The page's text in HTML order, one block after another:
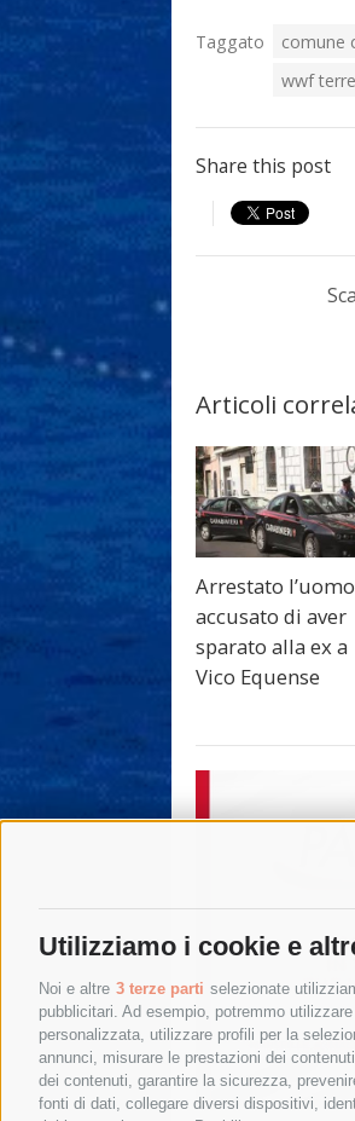
Utilizziamo i cookie e
Noi e altre 3 terze parti selezionate
pubblicitari. Ad esempio, potremmo
personalizzata, utilizzare profili per la
annunci, misurare le prestazioni dei
dei contenuti, garantire la sicurezza,
fonti di dati, collegare diversi dispositivi,
Taggato comune
wwf
Share this post
Articoli
Arrestato l’uomo
accusato di aver
sparato alla ex a
Vico Equense